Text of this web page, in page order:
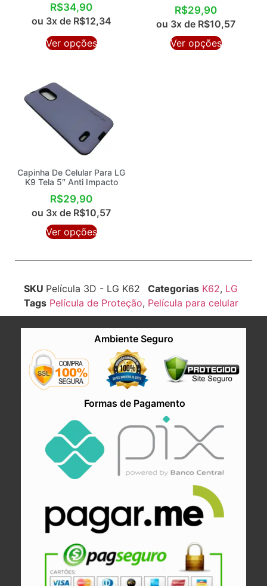
R$34,90
ou 3x de R$12,34
Ver opções
R$29,90
ou 3x de R$10,57
Ver opções
Capinha De Celular Para LG
K9 Tela 5″ Anti Impacto
R$29,90
ou 3x de R$10,57
Ver opções
SKU Película 3D - LG K62 Categorias K62, LG
Tags Película de Proteção, Película para celular
Ambiente Seguro
Formas de Pagamento